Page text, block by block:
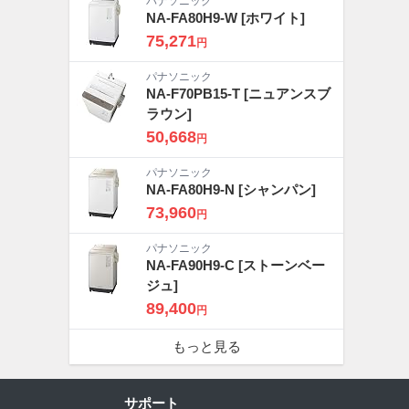
NA-FA80H9-W [ホワイト]
75,271円
パナソニック
NA-F70PB15-T [ニュアンスブ
ラウン]
50,668円
パナソニック
NA-FA80H9-N [シャンパン]
73,960円
パナソニック
NA-FA90H9-C [ストーンベー
ジュ]
89,400円
もっと見る
サポート